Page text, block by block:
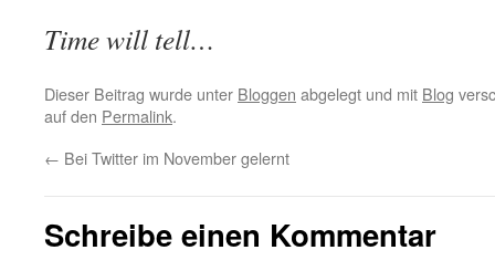
Time will tell…
Dieser Beitrag wurde unter Bloggen abgelegt und mit Blog
auf den Permalink.
← Bei Twitter im November gelernt
Schreibe einen Kommentar